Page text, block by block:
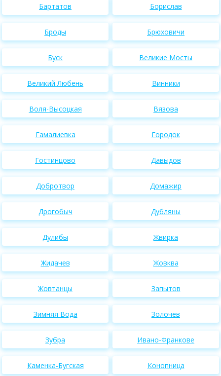
Бартатов Борислав
Броды Брюховичи
Буск Великие Мосты
Великий Любень Винники
Воля-Высоцкая Вязова
Гамалиевка Городок
Гостинцово Давыдов
Добротвор Домажир
Дрогобыч Дубляны
Дулибы Жвирка
Жидачев Жовква
Жовтанцы Запытов
Зимняя Вода Золочев
Зубра Ивано-Франкове
Каменка-Бугская Конопница